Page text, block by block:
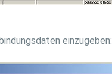
einzugeben: